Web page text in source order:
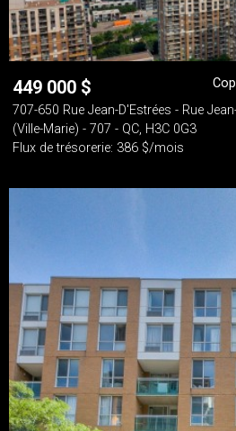
449 000 $
707-650 Rue Jean-D'Estrées - Rue
(Ville-Marie) - 707 - QC, H3C 0G3
Flux de trésorerie: 386 $/mois